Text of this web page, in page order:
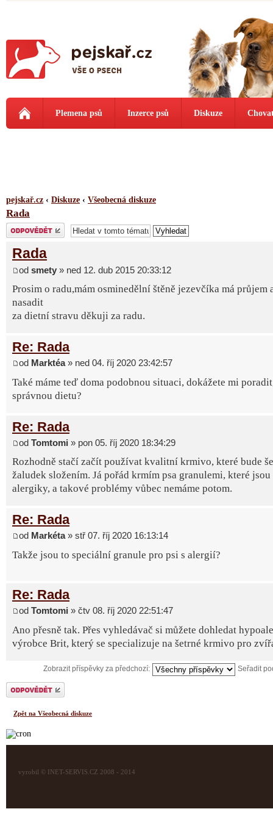
Plemena psů Inzerce psů Diskuze
pejskař.cz ‹ Diskuze ‹ Všeobecná diskuze
Rada
Odeslat odpověď
Rada
od smety » ned 12. dub 2015 20:33:12
Prosim o radu,mám osminedělní štěně jezevčíka má průjem
nasadit
za dietní stravu děkuji za radu.
Re: Rada
od Marktéa» ned 04. říj 2020 23:42:57
Také máme teď doma podobnou situaci, dokážete mi
správnou dietu?
Re: Rada
od Tomtomi » pon 05. říj 2020 18:34:29
Rozhodně stačí začít používat kvalitní krmivo, které bude
žaludek složením. Já pořád krmím psa granulemi, které
alergiky, a takové problémy vůbec nemáme potom.
Re: Rada
od Markéta» stř 07. říj 2020 16:13:14
Takže jsou to speciální granule pro psi s alergií?
Re: Rada
od Tomtomi » čtv 08. říj 2020 22:51:47
Ano přesně tak. Přes vyhledávač si můžete dohledat
výrobce Brit, který se specializuje na šetrné krmivo pro
Zobrazit příspěvky za předchozí: Seřadit
Odeslat odpověď
Zpět na Všeobecná diskuze
vyrobil © INET-SERVIS.CZ 2008 - 2014